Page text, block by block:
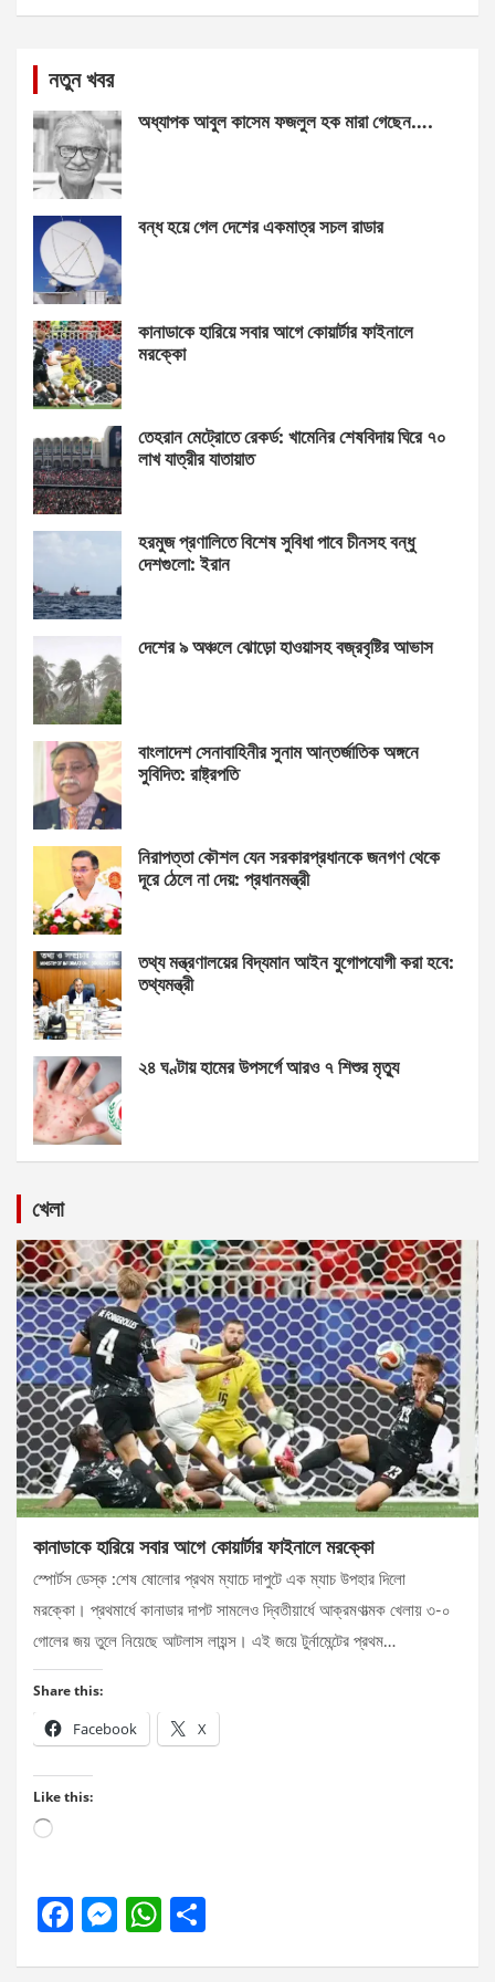
নতুন খবর
অধ্যাপক আবুল কাসেম ফজলুল হক মারা গেছেন….
বন্ধ হয়ে গেল দেশের একমাত্র সচল রাডার
কানাডাকে হারিয়ে সবার আগে কোয়ার্টার ফাইনালে
মরক্কো
তেহরান মেট্রোতে রেকর্ড: খামেনির শেষবিদায় ঘিরে ৭০
লাখ যাত্রীর যাতায়াত
হরমুজ প্রণালিতে বিশেষ সুবিধা পাবে চীনসহ বন্ধু
দেশগুলো: ইরান
দেশের ৯ অঞ্চলে ঝোড়ো হাওয়াসহ বজ্রবৃষ্টির আভাস
বাংলাদেশ সেনাবাহিনীর সুনাম আন্তর্জাতিক অঙ্গনে
সুবিদিত: রাষ্ট্রপতি
নিরাপত্তা কৌশল যেন সরকারপ্রধানকে জনগণ থেকে
দূরে ঠেলে না দেয়: প্রধানমন্ত্রী
তথ্য মন্ত্রণালয়ের বিদ্যমান আইন যুগোপযোগী করা হবে:
তথ্যমন্ত্রী
২৪ ঘণ্টায় হামের উপসর্গে আরও ৭ শিশুর মৃত্যু
খেলা
কানাডাকে হারিয়ে সবার আগে কোয়ার্টার ফাইনালে মরক্কো
স্পোর্টস ডেস্ক :শেষ ষোলোর প্রথম ম্যাচে দাপুটে এক ম্যাচ উপহার দিলো
মরক্কো। প্রথমার্ধে কানাডার দাপট সামলেও দ্বিতীয়ার্ধে আক্রমণাত্মক খেলায় ৩-০
গোলের জয় তুলে নিয়েছে আটলাস লায়ন্স। এই জয়ে টুর্নামেন্টের প্রথম…
Share this:
Facebook X
Like this:
Loading…
F
M W